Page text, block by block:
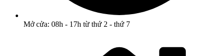
Mở cửa: 08h - 17h từ thứ 2 - thứ 7